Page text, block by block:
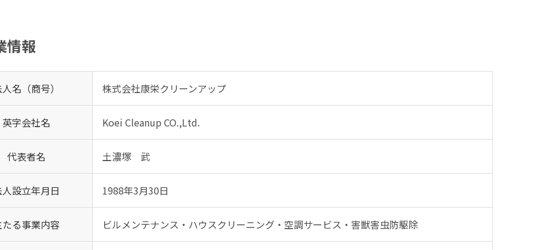
情報
名（商号） 株式会社康栄クリーンアップ
英字会社名 Koei Cleanup CO.,Ltd.
代表者名 土濃塚 武
設立年月日 1988年3月30日
る事業内容 ビルメンテナンス・ハウスクリーニング・空調サービス・害獣害虫防駆除